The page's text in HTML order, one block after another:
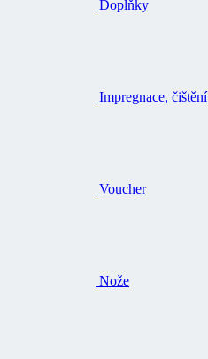
Doplňky
Impregnace, čištění
Voucher
Nože